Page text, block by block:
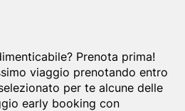
Prenota prima!
viaggio prenotando entro
per te alcune delle
early booking con